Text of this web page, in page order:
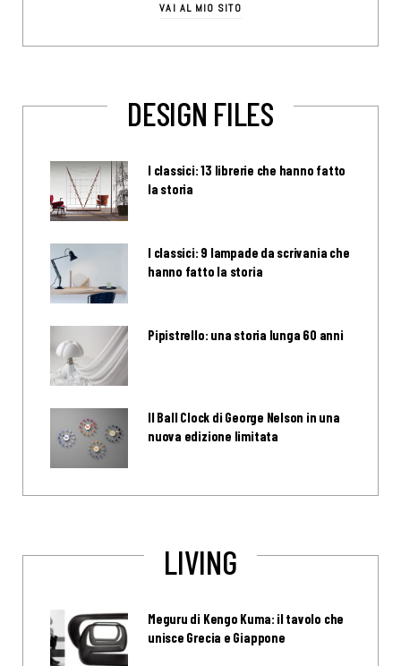
VAI AL MIO SITO
DESIGN FILES
I classici: 13 librerie che hanno fatto
la storia
I classici: 9 lampade da scrivania che
hanno fatto la storia
Pipistrello: una storia lunga 60 anni
Il Ball Clock di George Nelson in una
nuova edizione limitata
LIVING
Meguru di Kengo Kuma: il tavolo che
unisce Grecia e Giappone